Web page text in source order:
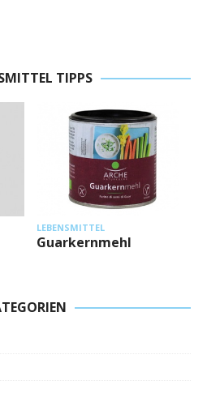
TIPPS
LEBENSMITTEL
Guarkernmehl